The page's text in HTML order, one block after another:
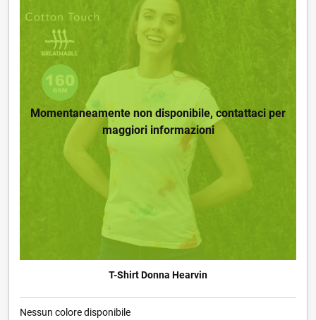
Momentaneamente non disponibile, contattaci per
maggiori informazioni
T-Shirt Donna Hearvin
Nessun colore disponibile